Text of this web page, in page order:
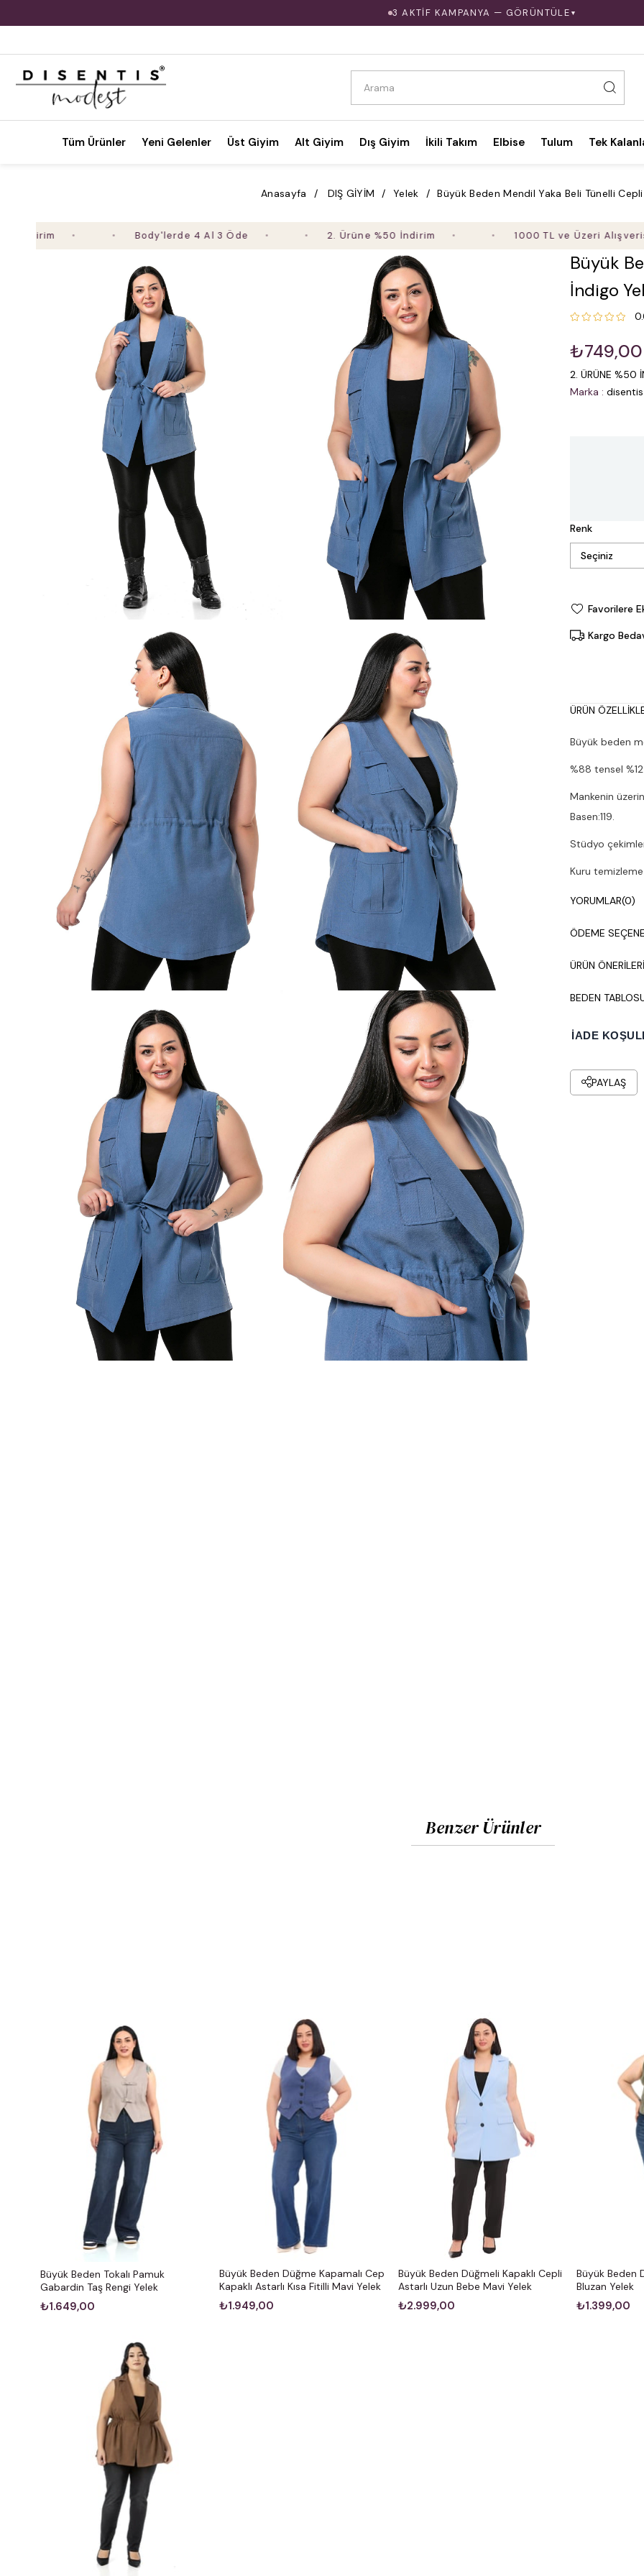
3 AKTİF KAMPANYA — GÖRÜNTÜLE ▼
Tüm Ürünler Yeni Gelenler Üst Giyim Alt Giyim Dış Giyim İkili Takım Elbise Tulum Tek
Anasayfa DIŞ GİYİM Yelek Büyük Beden Mendil Yaka Beli Tünelli
Body'lerde 4 Al 3 Öde 2. Ürüne %50 İndirim 1000 TL ve Üzeri Alışverişte
Büyük
İndigo
₺749,00
2. ÜRÜNE %50
Marka : disentis
Renk
Favorilere
Kargo
ÜRÜN
Büyük beden
%88 tensel
Mankenin
Basen:119.
Stüdyo
Kuru temizleme
YORUMLAR(0)
ÖDEME
ÜRÜN ÖNERILERI
BEDEN
İADE
PAYLAŞ
Benzer Ürünler
Büyük Beden Tokalı Pamuk
Gabardin Taş Rengi Yelek
₺1.649,00
Büyük Beden Düğme Kapamalı Cep
Kapaklı Astarlı Kısa Fitilli Mavi Yelek
₺1.949,00
Büyük Beden Düğmeli Kapaklı Cepli
Astarlı Uzun Bebe Mavi Yelek
₺2.999,00
Büyük Beden
Bluzan Yelek
₺1.399,00